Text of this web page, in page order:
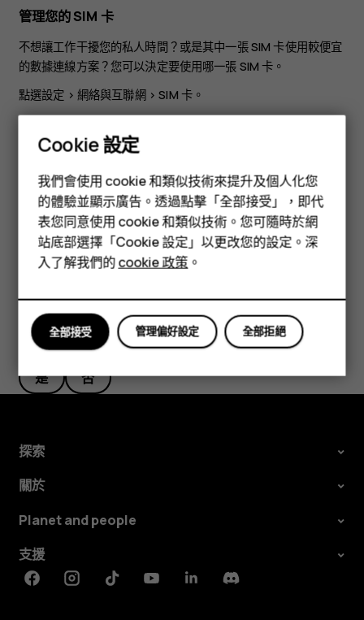
智慧型手機
功能型手機
配件
平板電腦
管理您的 SIM 卡
不想讓工作干擾您的私人時間？或是其中一張 SIM 卡使用較便宜
的數據連線方案？您可以決定要使用哪一張 SIM 卡。
點選設定 > 網絡與互聯網>SIM 卡。
點選您要重新命名的 SIM 卡，然後輸入想要的名稱。
選擇要用於通話或數據連線的 SIM 卡
偏好的 SIM 卡底下，點選您要變更的設定並選擇 SIM 卡。
您認為這有幫助嗎？
是 否
探索
關於
Planet and people
支援
FacebookInstagramTiktokYoutubeLinkedinDiscord
Cookie 設定
我們會使用 cookie 和類似技術來提升及個人化您
的體驗並顯示廣告。透過點擊「全部接受」，即代
表您同意使用 cookie 和類似技術。您可隨時於網
站底部選擇「Cookie 設定」以更改您的設定。深
入了解我們的cookie 政策 。
全部拒絕
管理偏好設定
全部接受